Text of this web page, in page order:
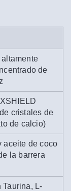
de
cristales de
de calcio)
aceite de coco
la barrera
Taurina, L-